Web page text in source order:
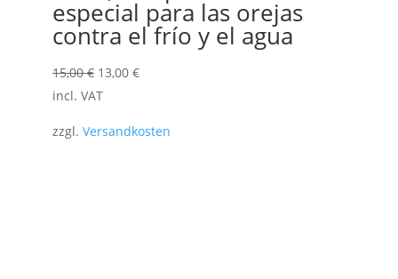
especial para las orejas
contra el frío y el agua
15,00€ El
precio
era:
13,00 €El
es:
incl. VAT
zzgl. Versandkosten